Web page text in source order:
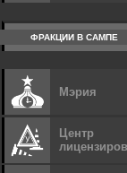
ФРАКЦИИ В САМПЕ
Мэрия
Центр